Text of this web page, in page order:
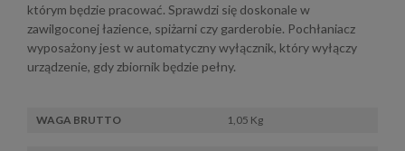
którym będzie pracować. Sprawdzi się doskonale w
zawilgoconej łazience, spiżarni czy garderobie. Pochłaniacz
wyposażony jest w automatyczny wyłącznik, który wyłączy
urządzenie, gdy zbiornik będzie pełny.
WAGA BRUTTO 1,05 Kg